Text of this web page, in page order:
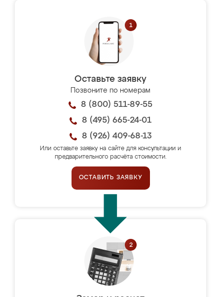
Оставьте заявку
Позвоните по номерам
8 (800) 511-89-55
8 (495) 665-24-01
8 (926) 409-68-13
Или оставьте заявку на сайте для консультации и
предварительного расчёта стоимости.
ОСТАВИТЬ ЗАЯВКУ